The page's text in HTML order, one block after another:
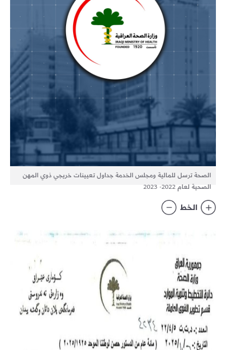
الصحة ترسل للمالية ومجلس الخدمة جداول تعيينات خريجي ذوي المهن
الصحية لعام 2022- 2023
الخط